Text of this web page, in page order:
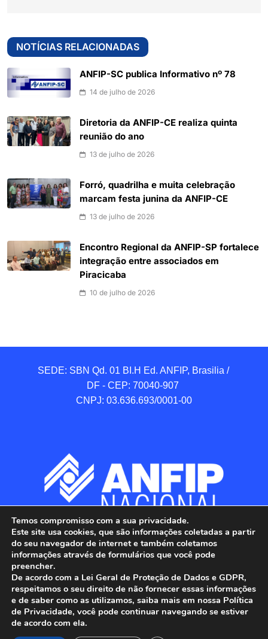
NOTÍCIAS RELACIONADAS
ANFIP-SC publica Informativo nº 78
14 de julho de 2026
Diretoria da ANFIP-CE realiza quinta
reunião do ano
13 de julho de 2026
Forró, quadrilha e muita celebração
marcam festa junina da ANFIP-CE
13 de julho de 2026
Encontro Regional da ANFIP-SP fortalece
integração entre associados em
Piracicaba
10 de julho de 2026
SEDE: SBN Qd. 01 BI.H Ed. ANFIP, Brasilia /
DF - CEP: 70040-907
CNPJ: 03.636.693/0001-00
ANFIP - Associação Nacional dos Auditores
Fiscais da Receita Federal do Brasil.
Temos compromisso com a sua privacidade.
Este site usa cookies, que são informações coletadas a partir
do seu navegador de internet e também coletamos
informações através de formulários que você pode
preencher.
De acordo com a Lei Geral de Proteção de Dados e GDPR,
respeitamos o seu direito de não fornecer essas informações
e de saber como as utilizamos, saiba mais em nossa Política
de Privacidade, você pode continuar navegando se estiver
de acordo com ela.